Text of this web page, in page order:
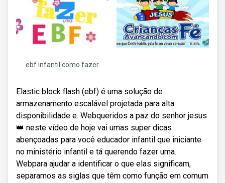
ebf infantil como fazer
Elastic block flash (ebf) é uma solução de
armazenamento escalável projetada para alta
disponibilidade e. Webqueridos a paz do senhor jesus
👑 neste vídeo de hoje vai umas super dicas
abençoadas para você educador infantil que iniciante
no ministério infantil e tá querendo fazer uma.
Webpara ajudar a identificar o que elas significam,
separamos as siglas que têm como função em comum